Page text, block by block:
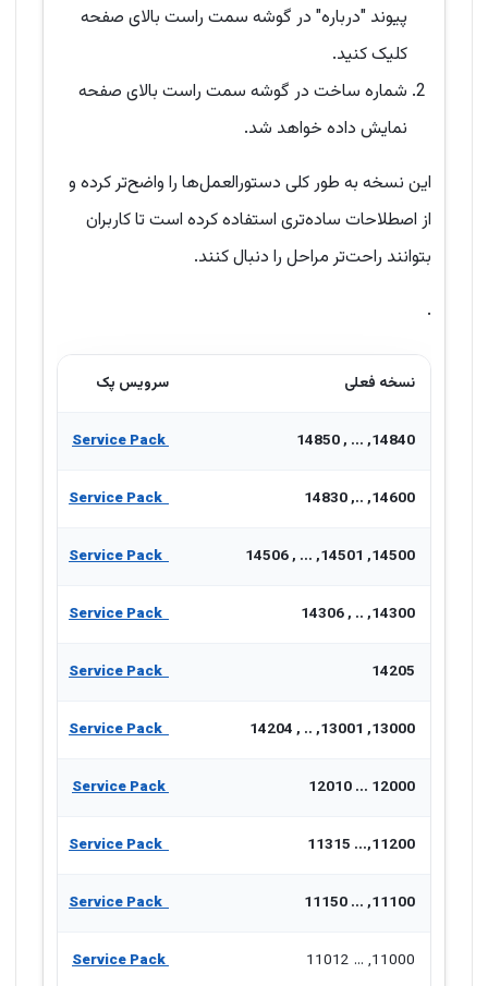
پیوند "درباره" در گوشه سمت راست بالای صفحه
کلیک کنید.
شماره ساخت در گوشه سمت راست بالای صفحه
نمایش داده خواهد شد.
این نسخه به طور کلی دستورالعمل‌ها را واضح‌تر کرده و
از اصطلاحات ساده‌تری استفاده کرده است تا کاربران
بتوانند راحت‌تر مراحل را دنبال کنند.
.
نسخه فعلی سرویس پک
14840, ... , 14850
Service Pack
14600, .., 14830
Service Pack
14500, 14501, ... , 14506
Service Pack
14300, .. , 14306
Service Pack
14205
Service Pack
13000, 13001, .. , 14204
Service Pack
12000 ... 12010
Service Pack
11200,... 11315
Service Pack
11100, ... 11150
Service Pack
11000, ... 11012
Service Pack